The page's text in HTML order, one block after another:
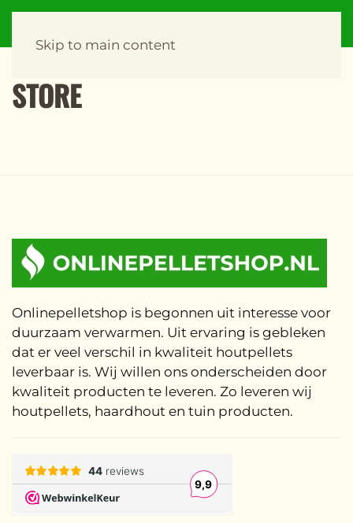
Skip to main content
STORE
Onlinepelletshop is begonnen uit interesse voor
duurzaam verwarmen. Uit ervaring is gebleken
dat er veel verschil in kwaliteit houtpellets
leverbaar is. Wij willen ons onderscheiden door
kwaliteit producten te leveren. Zo leveren wij
houtpellets, haardhout en tuin producten.